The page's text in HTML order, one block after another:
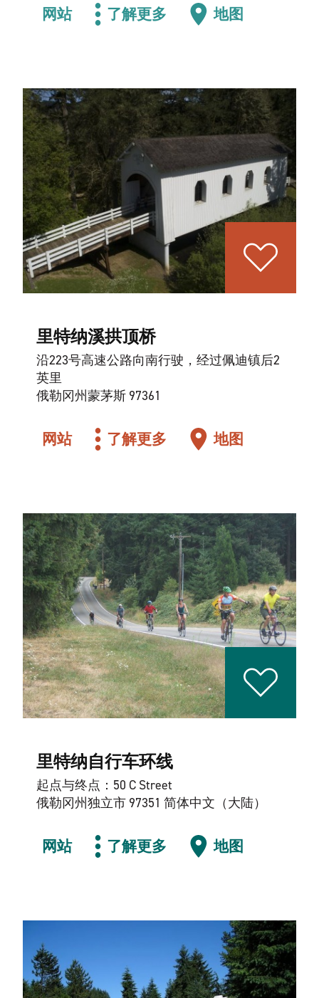
网站 了解更多 地图
里特纳溪拱顶桥
沿223号高速公路向南行驶，经过佩迪镇后2
英里
俄勒冈州蒙茅斯 97361
网站 了解更多 地图
里特纳自行车环线
起点与终点：50 C Street
俄勒冈州独立市 97351 简体中文（大陆）
网站 了解更多 地图